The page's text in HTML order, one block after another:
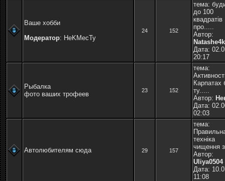
Ваше хобби
Модератор: HeKMecTy
24 152
тема:
до 100
квадратів
про.....
Автор:
Дата:
20:17
Рыбалка
фото ваших трофеев
23 152
тема:
Карпатах
ту.....
Автор:
Дата:
02:03
Автолюбителям сюда 29 157
тема:
техніка
чищення
Автор:
Uliya0504
Дата:
11:08